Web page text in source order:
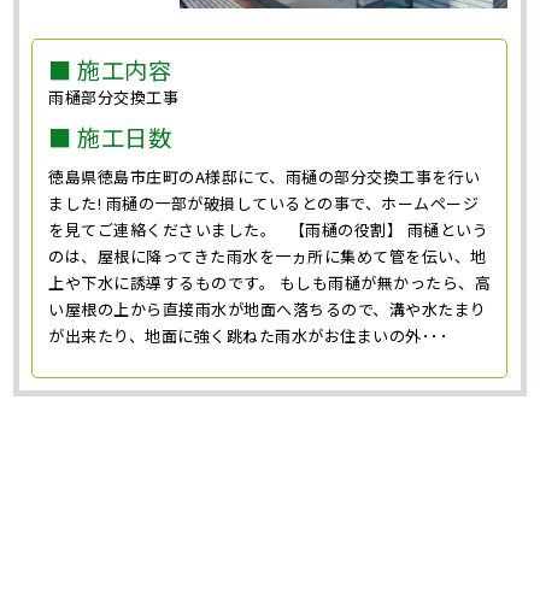
■ 施工内容
雨樋部分交換工事
■ 施工日数
徳島県徳島市庄町のA様邸にて、雨樋の部分交換工事を行い
ました! 雨樋の一部が破損しているとの事で、ホームページ
を見てご連絡くださいました。 【雨樋の役割】 雨樋という
のは、屋根に降ってきた雨水を一ヵ所に集めて管を伝い、地
上や下水に誘導するものです。 もしも雨樋が無かったら、高
い屋根の上から直接雨水が地面へ落ちるので、溝や水たまり
が出来たり、地面に強く跳ねた雨水がお住まいの外･･･